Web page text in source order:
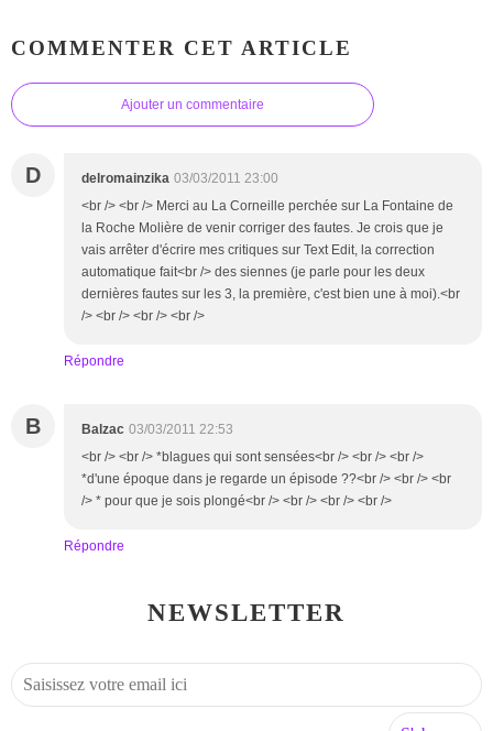
COMMENTER CET ARTICLE
Ajouter un commentaire
D delromainzika 03/03/2011 23:00
<br /> <br /> Merci au La Corneille perchée sur La Fontaine de
la Roche Molière de venir corriger des fautes. Je crois que je
vais arrêter d'écrire mes critiques sur Text Edit, la correction
automatique fait<br /> des siennes (je parle pour les deux
dernières fautes sur les 3, la première, c'est bien une à moi).<br
/> <br /> <br /> <br />
Répondre
B Balzac 03/03/2011 22:53
<br /> <br /> *blagues qui sont sensées<br /> <br /> <br />
*d'une époque dans je regarde un épisode ??<br /> <br /> <br
/> * pour que je sois plongé<br /> <br /> <br /> <br />
Répondre
NEWSLETTER